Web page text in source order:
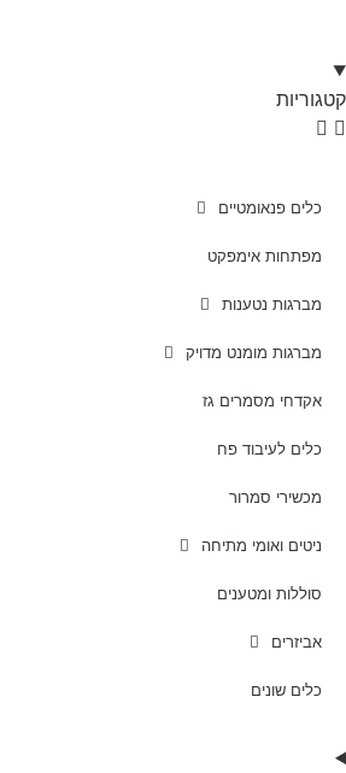
קטגוריות
כלים פנאומטיים
מפתחות אימפקט
מברגות נטענות
מברגות מומנט מדויק
אקדחי מסמרים גז
כלים לעיבוד פח
מכשירי סמרור
ניטים ואומי מתיחה
סוללות ומטענים
אביזרים
כלים שונים